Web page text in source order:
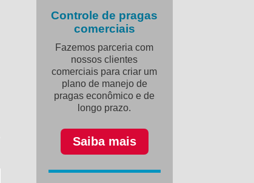
Controle de pragas
comerciais
Fazemos parceria com
nossos clientes
comerciais para criar um
plano de manejo de
pragas econômico e de
longo prazo.
Saiba mais